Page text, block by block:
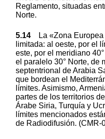
Reglamento, situadas
Norte.
5.14
La «Zona
limitada: al oeste, por el
este, por el meridiano
el paralelo 30° Norte, de
septentrional de Arabia
que bordean el
límites. Asimismo,
partes de los territorios
Árabe Siria, Turquía y
límites mencionados
de Radiodifusión. (CMR-